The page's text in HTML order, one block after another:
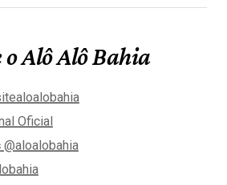
Alô Alô Bahia
Oficial
@aloalobahia